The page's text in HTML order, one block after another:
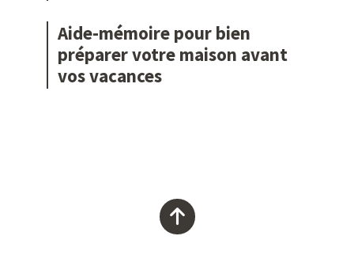
Aide-mémoire pour bien
préparer votre maison avant
vos vacances
Remonter